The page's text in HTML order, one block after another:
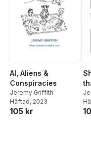
AI, Aliens &
Conspiracies
Jeremy Griffith
Häftad, 2023
105 kr